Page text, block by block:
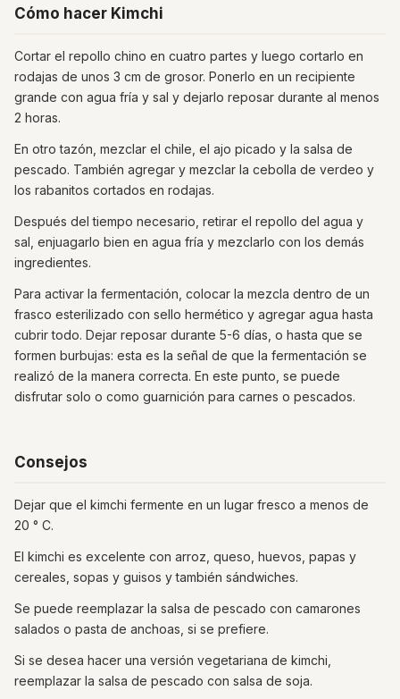
Cómo hacer Kimchi
Cortar el repollo chino en cuatro partes y luego cortarlo en
rodajas de unos 3 cm de grosor. Ponerlo en un recipiente
grande con agua fría y sal y dejarlo reposar durante al menos
2 horas.
En otro tazón, mezclar el chile, el ajo picado y la salsa de
pescado. También agregar y mezclar la cebolla de verdeo y
los rabanitos cortados en rodajas.
Después del tiempo necesario, retirar el repollo del agua y
sal, enjuagarlo bien en agua fría y mezclarlo con los demás
ingredientes.
Para activar la fermentación, colocar la mezcla dentro de un
frasco esterilizado con sello hermético y agregar agua hasta
cubrir todo. Dejar reposar durante 5-6 días, o hasta que se
formen burbujas: esta es la señal de que la fermentación se
realizó de la manera correcta. En este punto, se puede
disfrutar solo o como guarnición para carnes o pescados.
Consejos
Dejar que el kimchi fermente en un lugar fresco a menos de
20 ° C.
El kimchi es excelente con arroz, queso, huevos, papas y
cereales, sopas y guisos y también sándwiches.
Se puede reemplazar la salsa de pescado con camarones
salados o pasta de anchoas, si se prefiere.
Si se desea hacer una versión vegetariana de kimchi,
reemplazar la salsa de pescado con salsa de soja.